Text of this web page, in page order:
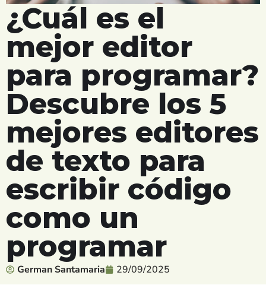
¿Cuál es el
mejor editor
para programar?
Descubre los 5
mejores editores
de texto para
escribir código
como un
programar
German Santamaria 29/09/2025